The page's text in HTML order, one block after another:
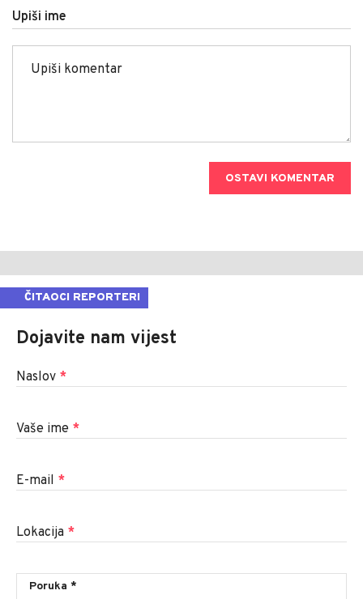
Upiši ime
OSTAVI KOMENTAR
ČITAOCI REPORTERI
Dojavite nam vijest
Naslov *
Vaše ime *
E-mail *
Lokacija *